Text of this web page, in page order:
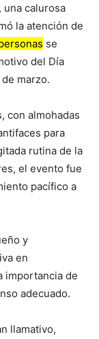
una calurosa
la atención de
se
del Día
marzo.
con almohadas
para
rutina de la
el evento fue
pacífico a
y
en
importancia de
adecuado.
llamativo,